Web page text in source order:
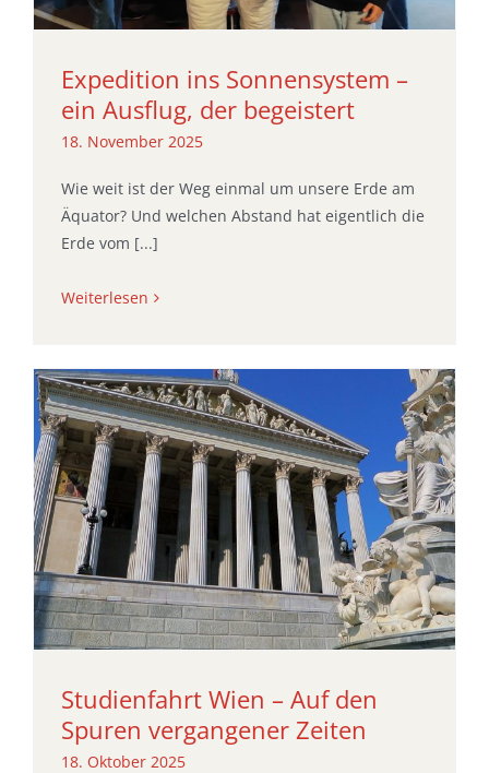
Expedition ins Sonnensystem –
ein Ausflug, der begeistert
18. November 2025
Wie weit ist der Weg einmal um unsere Erde am
Äquator? Und welchen Abstand hat eigentlich die
Erde vom [...]
Weiterlesen
Studienfahrt Wien – Auf den
Spuren vergangener Zeiten
18. Oktober 2025